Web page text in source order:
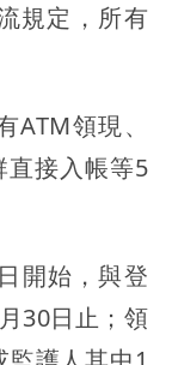
規定，所有
領現、
直接入帳等5
開始，與登
30日止；領